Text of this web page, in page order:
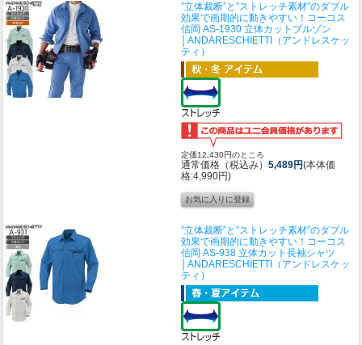
”立体裁断”と”ストレッチ素材”のダブル
効果で画期的に動きやすい！ コーコス
信岡 AS-1930 立体カットブルゾン
│ANDARESCHIETTI（アンドレスケッ
ティ）
定価12,430円のところ
通常価格（税込み） 5,489円(本体価
格:4,990円)
”立体裁断”と”ストレッチ素材”のダブル
効果で画期的に動きやすい！ コーコス
信岡 AS-938 立体カット長袖シャツ
│ANDARESCHIETTI（アンドレスケッ
ティ）